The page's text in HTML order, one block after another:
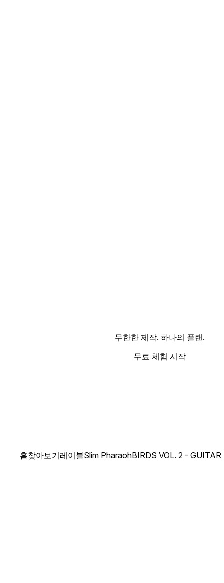
무한한 제작. 하나의 플랜.
무료 체험 시작
홈찾아보기레이블Slim PharaohBIRDS VOL. 2 -